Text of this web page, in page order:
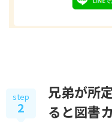
step
2
兄弟が所
ると図書